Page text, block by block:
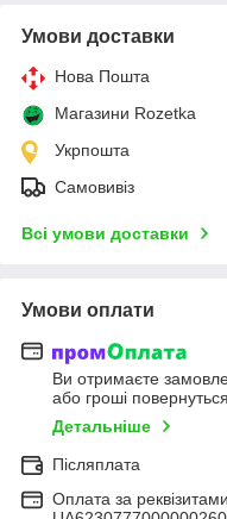
Умови доставки
Нова Пошта
Магазини Rozetka
Укрпошта
Самовивіз
Всі умови доставки
Умови оплати
Ви отримаєте
або гроші
Детальніше
Післяплата
Оплата за